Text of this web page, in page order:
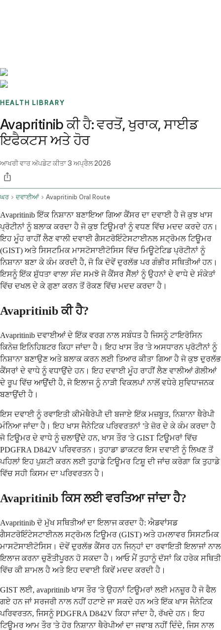
HEALTH LIBRARY
Avapritinib ਕੀ ਹੈ: ਵਰਤੋਂ, ਖੁਰਾਕ, ਸਾਈਡ
ਇਫੈਕਟਸ ਅਤੇ ਹੋਰ
ਆਖਰੀ ਵਾਰ ਅੱਪਡੇਟ ਕੀਤਾ3 ਅਪ੍ਰੈਲ 2026
ਘਰ ਦਵਾਈਆਂ Avapritinib Oral Route
Avapritinib ਇੱਕ ਨਿਸ਼ਾਨਾ ਬਣਾਇਆ ਗਿਆ ਕੈਂਸਰ ਦਾ ਦਵਾਈ ਹੈ ਜੋ ਕੁਝ ਖਾਸ
ਪ੍ਰੋਟੀਨਾਂ ਨੂੰ ਬਲਾਕ ਕਰਦਾ ਹੈ ਜੋ ਕੁਝ ਟਿਊਮਰਾਂ ਨੂੰ ਵਧਣ ਵਿੱਚ ਮਦਦ ਕਰਦੇ ਹਨ।
ਇਹ ਮੂੰਹ ਰਾਹੀਂ ਲੈਣ ਵਾਲੀ ਦਵਾਈ ਗੈਸਟਰੋਇੰਟੇਸਟਾਈਨਲ ਸਟ੍ਰੋਮਲ ਟਿਊਮਰ
(GIST) ਅਤੇ ਸਿਸਟਮਿਕ ਮਾਸਟੋਸਾਈਟੋਸਿਸ ਵਿੱਚ ਮਿਊਟੇਟਿਡ ਪ੍ਰੋਟੀਨਾਂ ਨੂੰ
ਨਿਸ਼ਾਨਾ ਬਣਾ ਕੇ ਕੰਮ ਕਰਦੀ ਹੈ, ਜੋ ਕਿ ਦੋਵੇਂ ਦੁਰਲੱਭ ਪਰ ਗੰਭੀਰ ਸਥਿਤੀਆਂ ਹਨ।
ਇਸਨੂੰ ਇੱਕ ਸ਼ੁੱਧਤਾ ਵਾਲਾ ਸੰਦ ਸਮਝੋ ਜੋ ਕੈਂਸਰ ਸੈੱਲਾਂ ਨੂੰ ਉਹਨਾਂ ਦੇ ਵਾਧੇ ਦੇ ਸੰਕੇਤਾਂ
ਵਿੱਚ ਦਖਲ ਦੇ ਕੇ ਗੁਣਾ ਕਰਨ ਤੋਂ ਰੋਕਣ ਵਿੱਚ ਮਦਦ ਕਰਦਾ ਹੈ।
Avapritinib ਕੀ ਹੈ?
Avapritinib ਦਵਾਈਆਂ ਦੇ ਇੱਕ ਵਰਗ ਨਾਲ ਸਬੰਧਤ ਹੈ ਜਿਸਨੂੰ ਟਾਇਰੋਸਿਨ
ਕਿਨੇਜ਼ ਇਨਿਹਿਬਟਰ ਕਿਹਾ ਜਾਂਦਾ ਹੈ। ਇਹ ਖਾਸ ਤੌਰ 'ਤੇ ਅਸਧਾਰਨ ਪ੍ਰੋਟੀਨਾਂ ਨੂੰ
ਨਿਸ਼ਾਨਾ ਬਣਾਉਣ ਅਤੇ ਬਲਾਕ ਕਰਨ ਲਈ ਤਿਆਰ ਕੀਤਾ ਗਿਆ ਹੈ ਜੋ ਕੁਝ ਦੁਰਲੱਭ
ਕੈਂਸਰਾਂ ਦੇ ਵਾਧੇ ਨੂੰ ਵਧਾਉਂਦੇ ਹਨ। ਇਹ ਦਵਾਈ ਮੂੰਹ ਰਾਹੀਂ ਲੈਣ ਵਾਲੀਆਂ ਗੋਲੀਆਂ
ਦੇ ਰੂਪ ਵਿੱਚ ਆਉਂਦੀ ਹੈ, ਜੋ ਇਲਾਜ ਨੂੰ ਨਾੜੀ ਵਿਕਲਪਾਂ ਨਾਲੋਂ ਵਧੇਰੇ ਸੁਵਿਧਾਜਨਕ
ਬਣਾਉਂਦੀ ਹੈ।
ਇਸ ਦਵਾਈ ਨੂੰ ਰਵਾਇਤੀ ਕੀਮੋਥੈਰੇਪੀ ਦੀ ਬਜਾਏ ਇੱਕ ਮਜ਼ਬੂਤ, ਨਿਸ਼ਾਨਾ ਥੈਰੇਪੀ
ਮੰਨਿਆ ਜਾਂਦਾ ਹੈ। ਇਹ ਖਾਸ ਜੈਨੇਟਿਕ ਪਰਿਵਰਤਨਾਂ 'ਤੇ ਜ਼ੋਰ ਦੇ ਕੇ ਕੰਮ ਕਰਦਾ ਹੈ
ਜੋ ਟਿਊਮਰ ਦੇ ਵਾਧੇ ਨੂੰ ਚਲਾਉਂਦੇ ਹਨ, ਖਾਸ ਤੌਰ 'ਤੇ GIST ਟਿਊਮਰਾਂ ਵਿੱਚ
PDGFRA D842V ਪਰਿਵਰਤਨ। ਤੁਹਾਡਾ ਡਾਕਟਰ ਇਸ ਦਵਾਈ ਨੂੰ ਲਿਖਣ ਤੋਂ
ਪਹਿਲਾਂ ਇਹ ਪੁਸ਼ਟੀ ਕਰਨ ਲਈ ਤੁਹਾਡੇ ਟਿਊਮਰ ਟਿਸ਼ੂ ਦੀ ਜਾਂਚ ਕਰੇਗਾ ਕਿ ਤੁਹਾਡੇ
ਵਿੱਚ ਸਹੀ ਕਿਸਮ ਦਾ ਪਰਿਵਰਤਨ ਹੈ।
Avapritinib ਕਿਸ ਲਈ ਵਰਤਿਆ ਜਾਂਦਾ ਹੈ?
Avapritinib ਦੋ ਮੁੱਖ ਸਥਿਤੀਆਂ ਦਾ ਇਲਾਜ ਕਰਦਾ ਹੈ: ਐਡਵਾਂਸਡ
ਗੈਸਟਰੋਇੰਟੇਸਟਾਈਨਲ ਸਟ੍ਰੋਮਲ ਟਿਊਮਰ (GIST) ਅਤੇ ਹਮਲਾਵਰ ਸਿਸਟਮਿਕ
ਮਾਸਟੋਸਾਈਟੋਸਿਸ। ਦੋਵੇਂ ਦੁਰਲੱਭ ਕੈਂਸਰ ਹਨ ਜਿਨ੍ਹਾਂ ਦਾ ਰਵਾਇਤੀ ਇਲਾਜਾਂ ਨਾਲ
ਇਲਾਜ ਕਰਨਾ ਚੁਣੌਤੀਪੂਰਨ ਹੋ ਸਕਦਾ ਹੈ। ਆਓ ਮੈਂ ਤੁਹਾਨੂੰ ਦੱਸਾਂ ਕਿ ਹਰੇਕ ਸਥਿਤੀ
ਵਿੱਚ ਕੀ ਸ਼ਾਮਲ ਹੈ ਅਤੇ ਇਹ ਦਵਾਈ ਕਿਵੇਂ ਮਦਦ ਕਰਦੀ ਹੈ।
GIST ਲਈ, avapritinib ਖਾਸ ਤੌਰ 'ਤੇ ਉਹਨਾਂ ਟਿਊਮਰਾਂ ਲਈ ਮਨਜ਼ੂਰ ਹੈ ਜੋ ਫੈਲ
ਗਏ ਹਨ ਜਾਂ ਸਰਜਰੀ ਨਾਲ ਨਹੀਂ ਹਟਾਏ ਜਾ ਸਕਦੇ ਹਨ ਅਤੇ ਇੱਕ ਖਾਸ ਜੈਨੇਟਿਕ
ਪਰਿਵਰਤਨ, ਜਿਸਨੂੰ PDGFRA D842V ਕਿਹਾ ਜਾਂਦਾ ਹੈ, ਰੱਖਦੇ ਹਨ। ਇਹ
ਟਿਊਮਰ ਆਮ ਤੌਰ 'ਤੇ ਹੋਰ ਨਿਸ਼ਾਨਾ ਥੈਰੇਪੀਆਂ ਦਾ ਜਵਾਬ ਨਹੀਂ ਦਿੰਦੇ, ਜਿਸ ਨਾਲ